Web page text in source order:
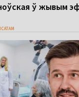
ў жывым